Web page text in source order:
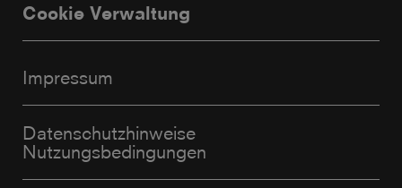
Cookie Verwaltung
Impressum
Datenschutzhinweise
Nutzungsbedingungen